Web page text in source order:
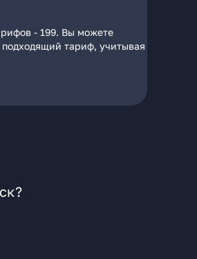
- 199. Вы можете
тариф, учитывая